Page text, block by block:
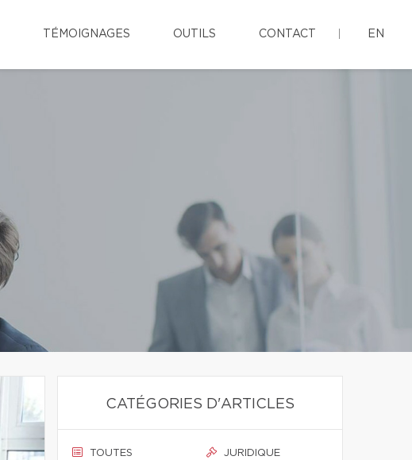
TÉMOIGNAGES OUTILS CONTACT EN
CATÉGORIES D'ARTICLES
TOUTES JURIDIQUE